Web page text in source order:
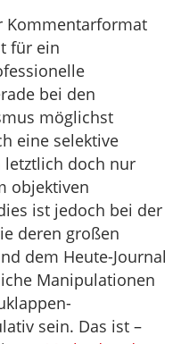
Kommentarformat
für ein
bei den
möglichst
eine selektive
letztlich doch nur
objektiven
ist jedoch bei der
deren großen
dem Heute-Journal
Manipulationen
sein. Das ist –